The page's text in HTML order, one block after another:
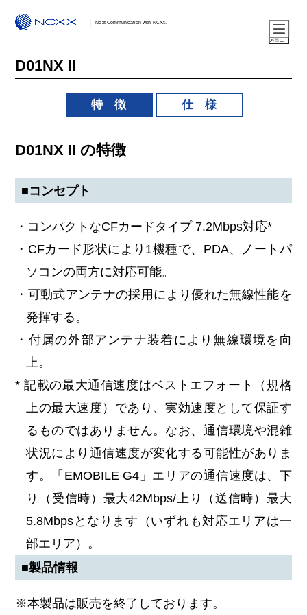
Next Communication with NCXX.
D01NX II
特 徴 仕 様
D01NX II の特徴
■コンセプト
・コンパクトなCFカードタイプ 7.2Mbps対応*
・CFカード形状により1機種で、PDA、ノートパ
ソコンの両方に対応可能。
・可動式アンテナの採用により優れた無線性能を
発揮する。
・付属の外部アンテナ装着により無線環境を向
上。
* 記載の最大通信速度はベストエフォート（規格
上の最大速度）であり、実効速度として保証す
るものではありません。なお、通信環境や混雑
状況により通信速度が変化する可能性がありま
す。「EMOBILE G4」エリアの通信速度は、下
り（受信時）最大42Mbps/上り（送信時）最大
5.8Mbpsとなります（いずれも対応エリアは一
部エリア）。
■製品情報
※本製品は販売を終了しております。